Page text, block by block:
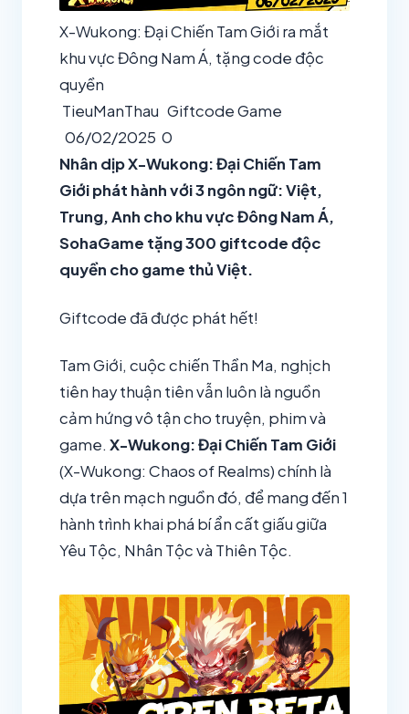
X-Wukong: Đại Chiến Tam Giới ra mắt
khu vực Đông Nam Á, tặng code độc
quyền
TieuManThau Giftcode Game
06/02/2025 0
Nhân dịp X-Wukong: Đại Chiến Tam
Giới phát hành với 3 ngôn ngữ: Việt,
Trung, Anh cho khu vực Đông Nam Á,
SohaGame tặng 300 giftcode độc
quyền cho game thủ Việt.
Giftcode đã được phát hết!
Tam Giới, cuộc chiến Thần Ma, nghịch
tiên hay thuận tiên vẫn luôn là nguồn
cảm hứng vô tận cho truyện, phim và
game. X-Wukong: Đại Chiến Tam Giới
(X-Wukong: Chaos of Realms) chính là
dựa trên mạch nguồn đó, để mang đến 1
hành trình khai phá bí ẩn cất giấu giữa
Yêu Tộc, Nhân Tộc và Thiên Tộc.